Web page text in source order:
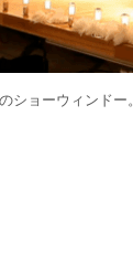
ショーウィンドー。